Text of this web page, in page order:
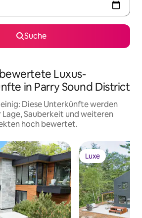
Suche
Luxus-
in Parry Sound District
Diese Unterkünfte werden
Sauberkeit und weiteren
hoch bewertet.
Luxe
Luxe